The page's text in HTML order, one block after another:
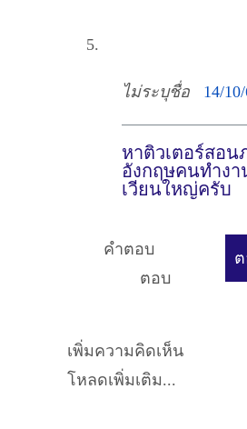
ไม่ระบุชื่อ 14/
หาติวเตอร์สอน
อังกฤษคนทำงา
เวียนใหญ่ครับ
คำตอบ
ตอบ
เพิ่มความคิดเห็น
โหลดเพิ่มเติม...